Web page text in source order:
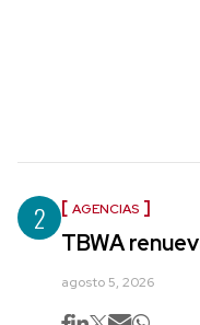
2 AGENCIAS
TBWA
agosto 5, 2026